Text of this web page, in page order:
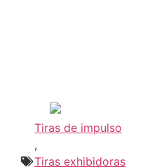
Tiras de impulso
,
Tiras exhibidoras